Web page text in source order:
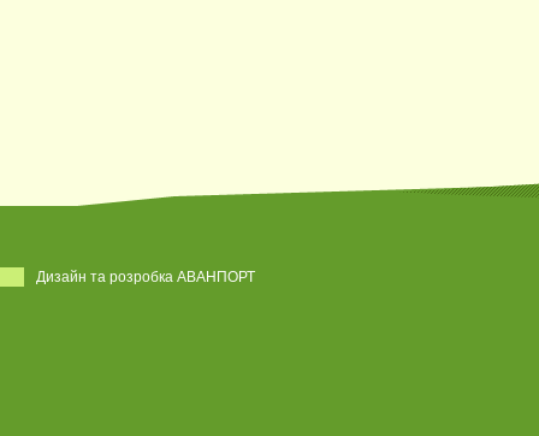
Дизайн та розробка АВАНПОРТ